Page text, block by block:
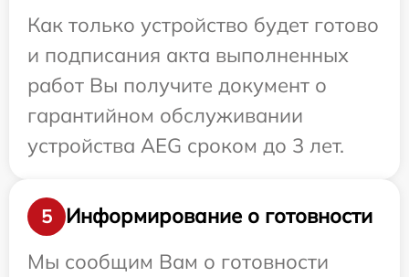
Как только устройство будет готово
и подписания акта выполненных
работ Вы получите документ о
гарантийном обслуживании
устройства AEG сроком до 3 лет.
5
Информирование о готовности
Мы сообщим Вам о готовности